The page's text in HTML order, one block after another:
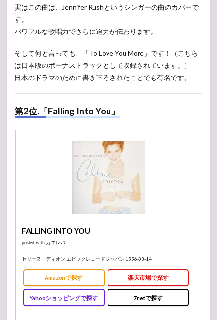
実はこの曲は、Jennifer Rushというシンガーの曲のカバーで
す。
パワフルな歌唱力でさらに迫力が伝わります。
そして何と言っても、「To Love You More」です！（こちら
は日本版のボーナストラックとして収録されています。）
日本のドラマのために書き下ろされたことでも有名です。
第2位.「Falling Into You」
FALLING INTO YOU
posted with カエレバ
セリーヌ・ディオン エピックレコードジャパン 1996-03-14
Amazonで探す 楽天市場で探す
Yahooショッピングで探す 7netで探す